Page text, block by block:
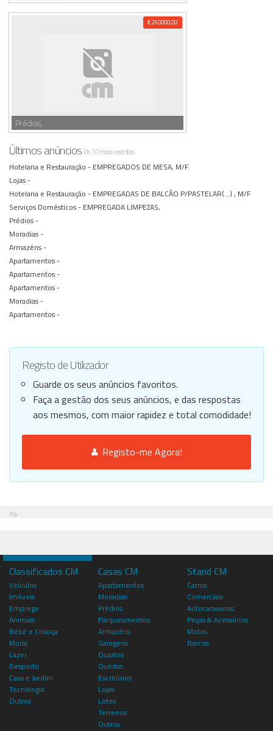
€ 260000,00
Prédios,
Últimos anúnciosOs 10 mais recentes
Hotelaria e Restauração - EMPREGADOS DE MESA, M/F
Lojas -
Hotelaria e Restauração - EMPREGADAS DE BALCÃO P/PASTELAR(...) , M/F
Serviços Domésticos - EMPREGADA LIMPEZAS,
Prédios -
Moradias -
Armazéns -
Apartamentos -
Apartamentos -
Apartamentos -
Moradias -
Apartamentos -
Registo de Utilizador
Guarde os seus anúncios favoritos.
Faça a gestão dos seus anúncios, e das respostas
aos mesmos, com maior rapidez e total comodidade!
Registo-me Agora!
Pub
Classificados CM
Veículos
Imóveis
Emprego
Animais
Bebé e Criança
Moda
Lazer
Desporto
Casa e Jardim
Tecnologia
Outros
Casas CM
Apartamentos
Moradias
Prédios
Parqueamentos
Armazéns
Garagens
Quartos
Quintas
Escritórios
Lojas
Lotes
Terrenos
Outros
Stand CM
Carros
Comerciais
Autocaravanas
Peças & Acessórios
Motos
Barcos